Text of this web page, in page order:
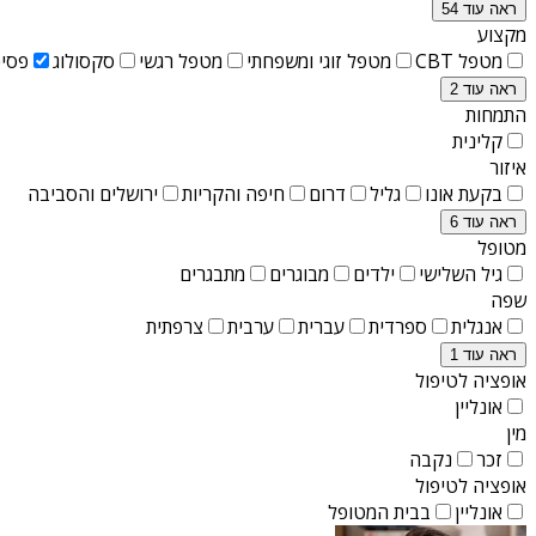
ראה עוד 54
מקצוע
מטפל CBT
מטפל זוגי ומשפחתי מטפל רגשי סקסולוג
ראה עוד 2
התמחות
קלינית
איזור
בקעת אונו
גליל דרום חיפה והקריות ירושלים והסביבה
ראה עוד 6
מטופל
גיל השלישי
ילדים מבוגרים
מתבגרים
שפה
אנגלית
ספרדית עברית ערבית צרפתית
ראה עוד 1
אופציה לטיפול
אונליין
מין
זכר
נקבה
אופציה לטיפול
אונליין
בבית המטופל